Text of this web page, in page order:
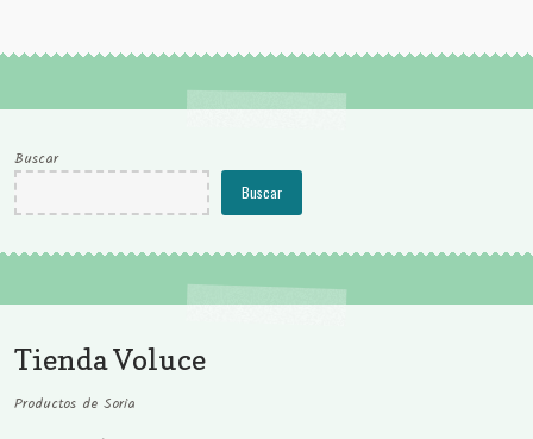
Buscar
Buscar
Tienda Voluce
Productos de Soria